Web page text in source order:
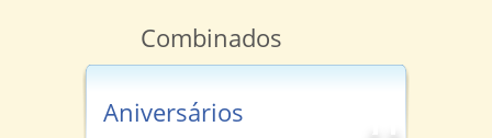
Quem Somos
Salas
Informativos
Combinados
Aniversários